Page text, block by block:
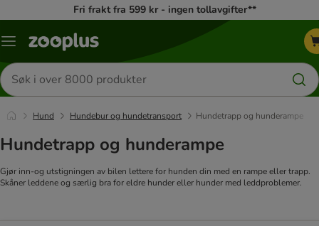
Fri frakt fra 599 kr - ingen tollavgifter**
Katalogmeny
Søk
etter
produkter
Hund Hundebur og hundetransport Hundetrapp og hunderampe
Hundetrapp og hunderampe
Gjør inn-og utstigningen av bilen lettere for hunden din med en rampe eller trapp.
Skåner leddene og særlig bra for eldre hunder eller hunder med leddproblemer.